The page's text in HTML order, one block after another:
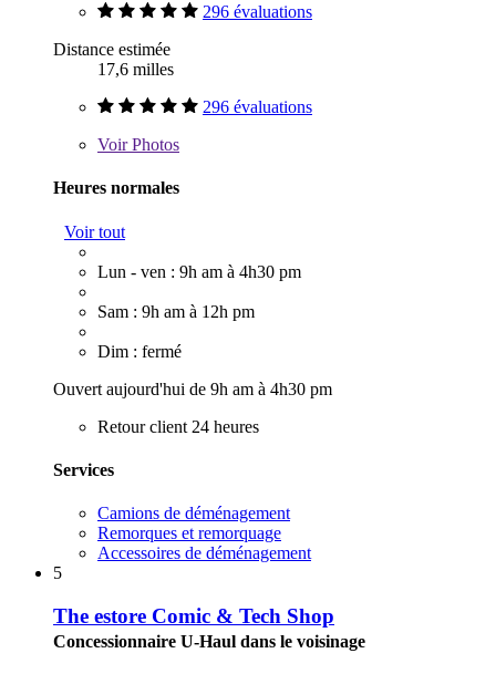
296 évaluations
Distance estimée
17,6 milles
296 évaluations
VoirPhotos
Heures normales
Voir tout
Lun - ven : 9h am à 4h30 pm
Sam : 9h am à 12h pm
Dim : fermé
Ouvert aujourd'hui de 9h am à 4h30 pm
Retour client 24 heures
Services
Camions de déménagement
Remorques et remorquage
Accessoires de déménagement
5
The estore Comic & Tech Shop
Concessionnaire U-Haul dans le voisinage